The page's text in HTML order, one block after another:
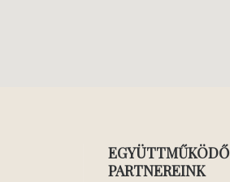
EGYÜTTMŰKÖDŐ
PARTNEREINK